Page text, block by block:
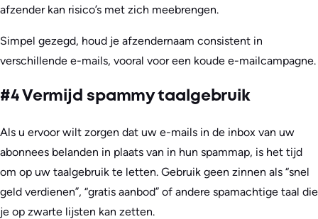
afzender kan risico’s met zich meebrengen.
Simpel gezegd, houd je afzendernaam consistent in
verschillende e-mails, vooral voor een koude e-mailcampagne.
#4 Vermijd spammy taalgebruik
Als u ervoor wilt zorgen dat uw e-mails in de inbox van uw
abonnees belanden in plaats van in hun spammap, is het tijd
om op uw taalgebruik te letten. Gebruik geen zinnen als “snel
geld verdienen”, “gratis aanbod” of andere spamachtige taal die
je op zwarte lijsten kan zetten.